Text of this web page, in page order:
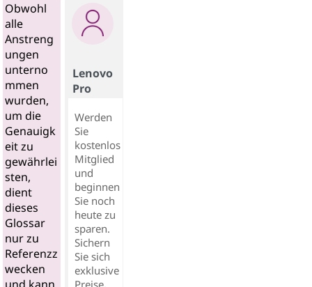
Obwohl
alle
Anstreng
ungen
unterno
mmen
wurden,
um die
Genauigk
eit zu
gewährlei
sten,
dient
dieses
Glossar
nur zu
Referenzz
wecken
Lenovo
Pro
Werden
Sie
kostenlos
Mitglied
und
beginnen
Sie noch
heute zu
sparen.
Sichern
Sie sich
exklusive
Preise,